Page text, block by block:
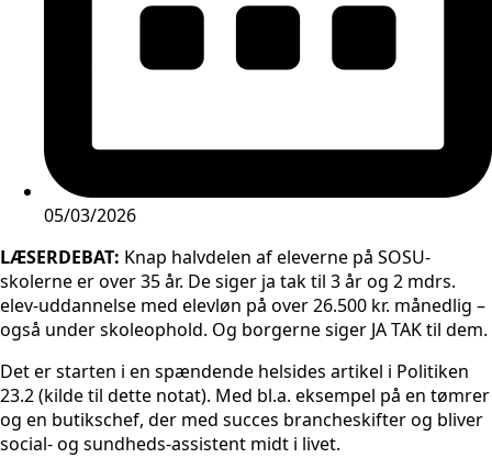
05/03/2026
LÆSERDEBAT: Knap halvdelen af eleverne på SOSU-
skolerne er over 35 år. De siger ja tak til 3 år og 2 mdrs.
elev-uddannelse med elevløn på over 26.500 kr. månedlig –
også under skoleophold. Og borgerne siger JA TAK til dem.
Det er starten i en spændende helsides artikel i Politiken
23.2 (kilde til dette notat). Med bl.a. eksempel på en tømrer
og en butikschef, der med succes brancheskifter og bliver
social- og sundheds-assistent midt i livet.